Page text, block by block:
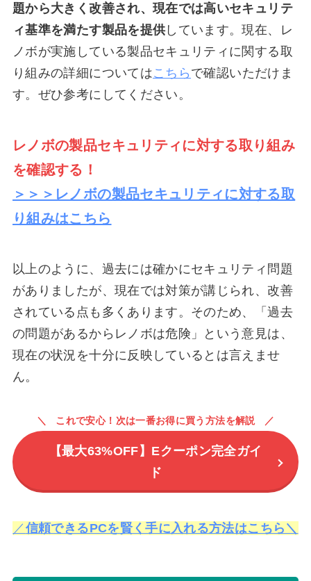
題から大きく改善され、現在では高いセキュリテ
ィ基準を満たす製品を提供しています。現在、レ
ノボが実施している製品セキュリティに関する取
り組みの詳細についてはこちら で確認いただけま
す。ぜひ参考にしてください。
レノボの製品セキュリティに対する取り組み
を確認する！
＞＞＞レノボの製品セキュリティに対する取
り組みはこちら
以上のように、過去には確かにセキュリティ問題
がありましたが、現在では対策が講じられ、改善
されている点も多くあります。そのため、「過去
の問題があるからレノボは危険」という意見は、
現在の状況を十分に反映しているとは言えませ
ん。
これで安心！次は一番お得に買う方法を解説
【最大63%OFF】Eクーポン完全ガイ
ド
／ 信頼できるPCを賢く手に入れる方法はこちら＼